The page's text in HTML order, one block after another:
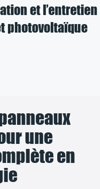
et l’entretien
photovoltaïque
une
en